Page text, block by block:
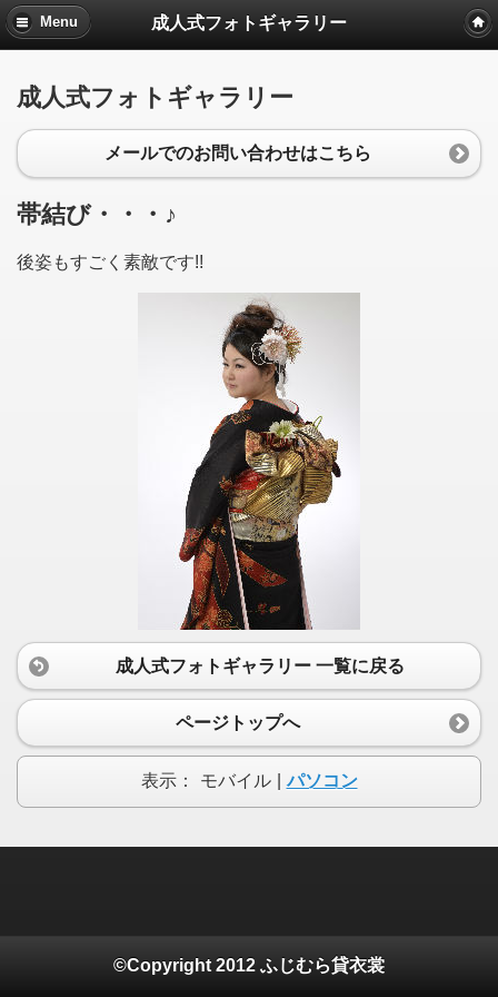
Menu 成人式フォトギャラリー
成人式フォトギャラリー
メールでのお問い合わせはこちら
帯結び・・・♪
後姿もすごく素敵です!!
成人式フォトギャラリー 一覧に戻る
ページトップへ
表示： モバイル パソコン
©Copyright 2012 ふじむら貸衣裳